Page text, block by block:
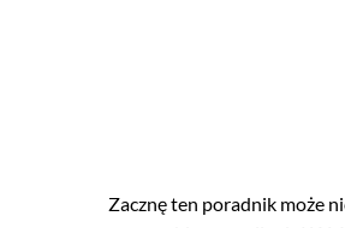
Zacznę ten poradnik może